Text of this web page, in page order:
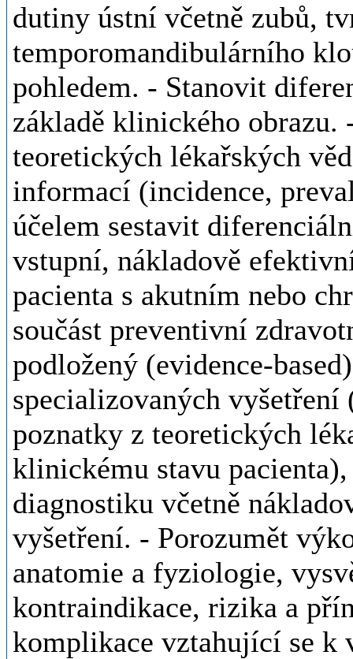
dutiny ústní včetně zubů,
temporomandibulárního
pohledem. - Stanovit
základě klinického obrazu.
teoretických lékařských
informací (incidence,
účelem sestavit
vstupní, nákladově
pacienta s akutním nebo
součást preventivní
podložený (evidence-
specializovaných
poznatky z teoretických
klinickému stavu
diagnostiku včetně
vyšetření. - Porozumět
anatomie a fyziologie,
kontraindikace, rizika a
komplikace vztahující se k